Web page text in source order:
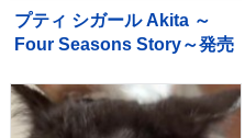
プティ シガール Akita ～
Four Seasons Story～発売